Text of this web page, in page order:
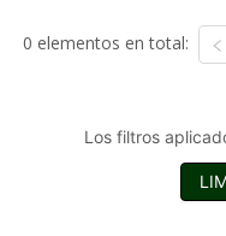
0 elementos en total:
Los filtros